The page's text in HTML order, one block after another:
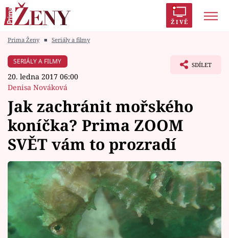
ŽIVĚ
Módní alarm
Témata
Vztahy
Seriály
Horoskopy
Prima Ženy ■ Seriály a filmy
SERIÁLY A FILMY
20. ledna 2017 06:00
Denisa Nováková
SDÍLET
Jak zachránit mořského
koníčka? Prima ZOOM
SVĚT vám to prozradí